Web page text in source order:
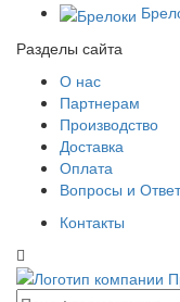
Разделы сайта
О нас
Партнерам
Производство
Доставка
Оплата
Вопросы и
Контакты